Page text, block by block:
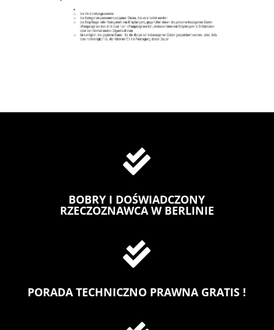

BOBRY I DOŚWIADCZONY
RZECZOZNAWCA W BERLINIE

PORADA TECHNICZNO PRAWNA GRATIS !